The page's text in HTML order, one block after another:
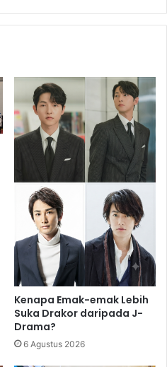
Kenapa Emak-emak Lebih
Suka Drakor daripada J-
Drama?
6 Agustus 2026